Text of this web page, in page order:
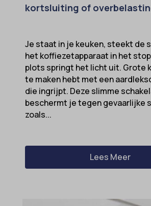
kortsluiting of
Je staat in je keuken, steekt de
het koffiezetapparaat in het
plots springt het licht uit. Grote
te maken hebt met een
die ingrijpt. Deze slimme
beschermt je tegen gevaarlijke
zoals...
Lees Meer